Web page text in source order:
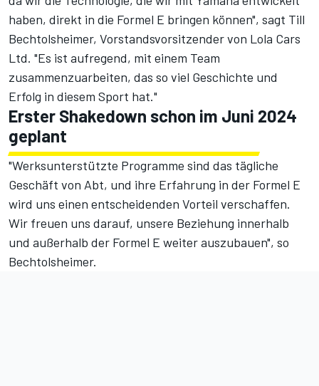
haben, direkt in die Formel E bringen können", sagt Till
Bechtolsheimer, Vorstandsvorsitzender von Lola Cars
Ltd. "Es ist aufregend, mit einem Team
zusammenzuarbeiten, das so viel Geschichte und
Erfolg in diesem Sport hat."
Erster Shakedown schon im Juni 2024
geplant
"Werksunterstützte Programme sind das tägliche
Geschäft von Abt, und ihre Erfahrung in der Formel E
wird uns einen entscheidenden Vorteil verschaffen.
Wir freuen uns darauf, unsere Beziehung innerhalb
und außerhalb der Formel E weiter auszubauen", so
Bechtolsheimer.